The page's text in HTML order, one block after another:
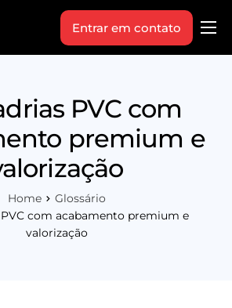
Entrar em contato
PVC com
premium e
Home
Glossário
PVC com acabamento premium e
valorização